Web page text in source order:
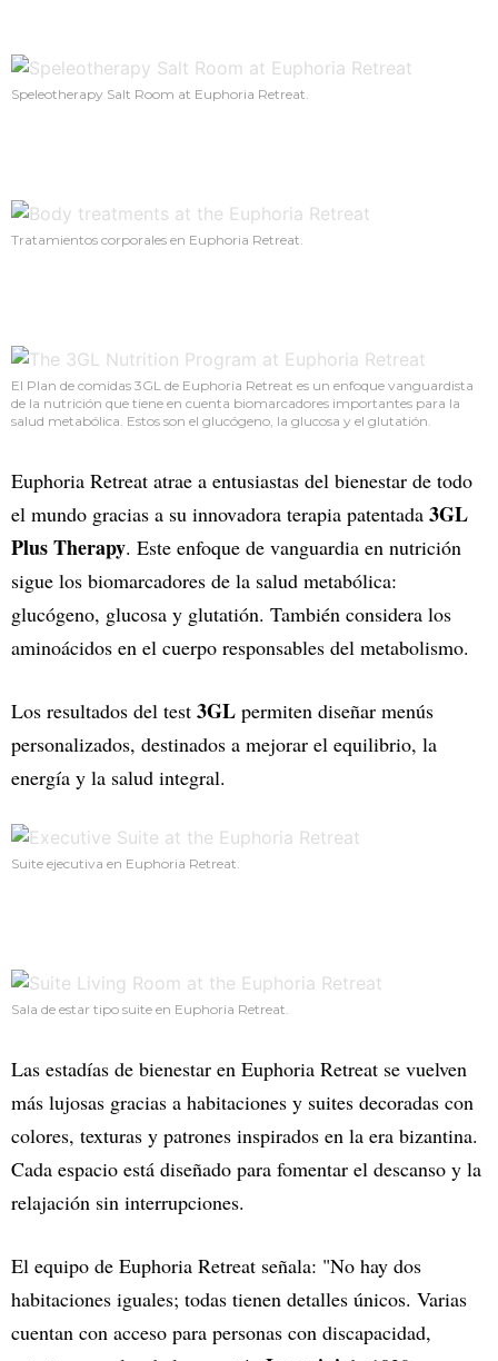
Speleotherapy Salt Room at Euphoria Retreat.
Tratamientos corporales en Euphoria Retreat.
El Plan de comidas 3GL de Euphoria Retreat es un enfoque vanguardista
de la nutrición que tiene en cuenta biomarcadores importantes para la
salud metabólica. Estos son el glucógeno, la glucosa y el glutatión.
Euphoria Retreat atrae a entusiastas del bienestar de todo
el mundo gracias a su innovadora terapia patentada 3GL
Plus Therapy. Este enfoque de vanguardia en nutrición
sigue los biomarcadores de la salud metabólica:
glucógeno, glucosa y glutatión. También considera los
aminoácidos en el cuerpo responsables del metabolismo.
Los resultados del test 3GL permiten diseñar menús
personalizados, destinados a mejorar el equilibrio, la
energía y la salud integral.
Suite ejecutiva en Euphoria Retreat.
Sala de estar tipo suite en Euphoria Retreat.
Las estadías de bienestar en Euphoria Retreat se vuelven
más lujosas gracias a habitaciones y suites decoradas con
colores, texturas y patrones inspirados en la era bizantina.
Cada espacio está diseñado para fomentar el descanso y la
relajación sin interrupciones.
El equipo de Euphoria Retreat señala: "No hay dos
habitaciones iguales; todas tienen detalles únicos. Varias
cuentan con acceso para personas con discapacidad,